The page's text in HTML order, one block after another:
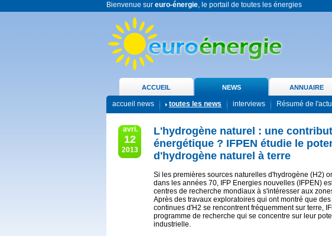
Bienvenue sur euro-énergie, le portail de toutes les énergies
ACCUEIL NEWS ANNUAIRE
accueil news toutes les news interviews Résumé de
avri.
12
2013
L'hydrogène naturel : une
énergétique ? IFPEN étudie le
d'hydrogène naturel à terre
Si les premières sources naturelles d'hydrogène (H2)
dans les années 70, IFP Energies nouvelles (IFPEN)
centres de recherche mondiaux à s'intéresser aux
Après des travaux exploratoires qui ont montré que
continues d'H2 se rencontrent fréquemment sur terre,
programme de recherche qui se concentre sur leur
industrielle.